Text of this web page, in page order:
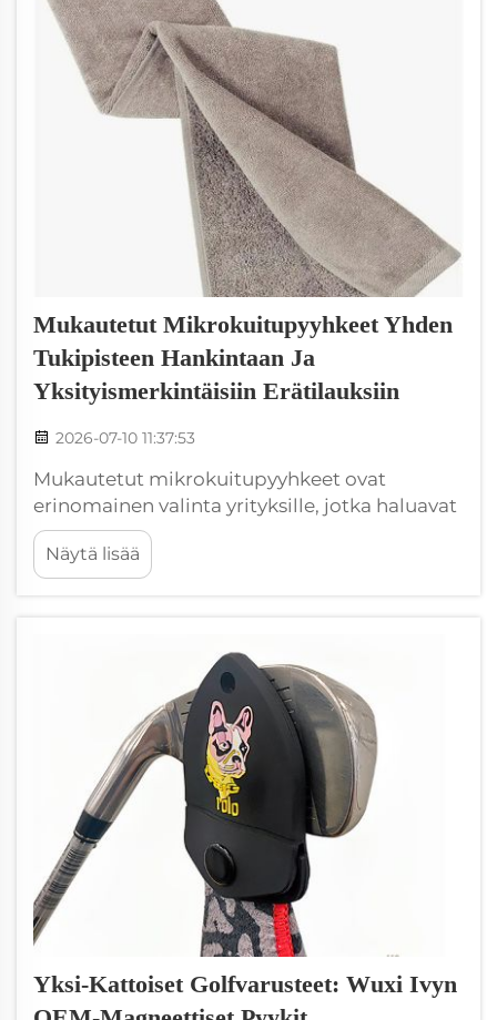
Mukautetut Mikrokuitupyyhkeet Yhden
Tukipisteen Hankintaan Ja
Yksityismerkintäisiin Erätilauksiin
2026-07-10 11:37:53
Mukautetut mikrokuitupyyhkeet ovat
erinomainen valinta yrityksille, jotka haluavat
ostaa suuria määriä. Wxivytextile keskittyy
korkealaatuisten mikrokuitupyyhkeiden
valmistamiseen, joita voidaan mukauttaa
henkilökohtaiseen...
Näytä lisää
Yksi-Kattoiset Golfvarusteet: Wuxi Ivyn